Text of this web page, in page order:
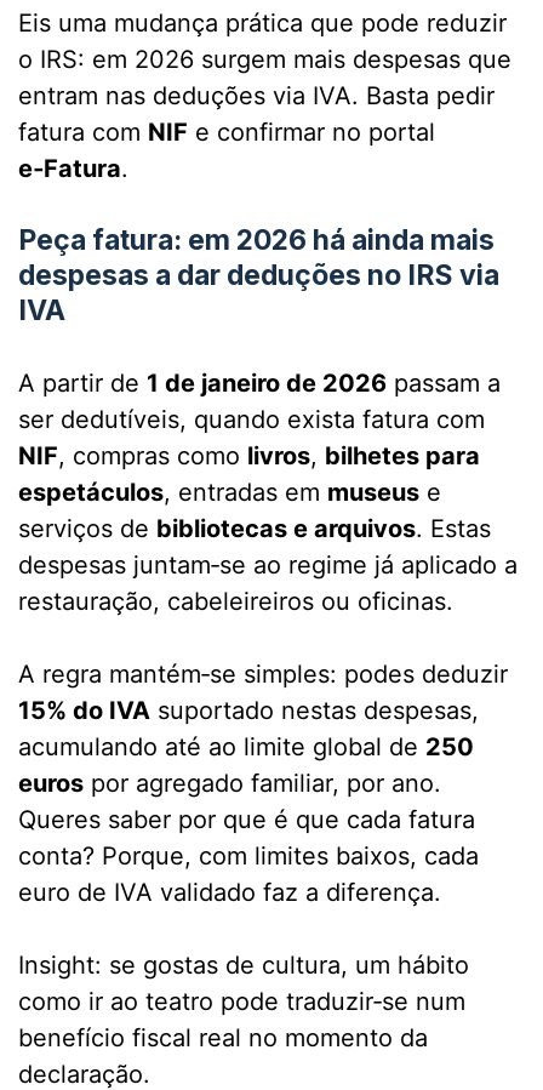
Eis uma mudança prática que pode reduzir
o IRS: em 2026 surgem mais despesas que
entram nas deduções via IVA. Basta pedir
fatura com NIF e confirmar no portal
e‑Fatura.
Peça fatura: em 2026 há ainda mais
despesas a dar deduções no IRS via
IVA
A partir de 1 de janeiro de 2026 passam a
ser dedutíveis, quando exista fatura com
NIF, compras como livros, bilhetes para
espetáculos, entradas em museus e
serviços de bibliotecas e arquivos. Estas
despesas juntam‑se ao regime já aplicado a
restauração, cabeleireiros ou oficinas.
A regra mantém‑se simples: podes deduzir
15% do IVA suportado nestas despesas,
acumulando até ao limite global de 250
euros por agregado familiar, por ano.
Queres saber por que é que cada fatura
conta? Porque, com limites baixos, cada
euro de IVA validado faz a diferença.
Insight: se gostas de cultura, um hábito
como ir ao teatro pode traduzir‑se num
benefício fiscal real no momento da
declaração.